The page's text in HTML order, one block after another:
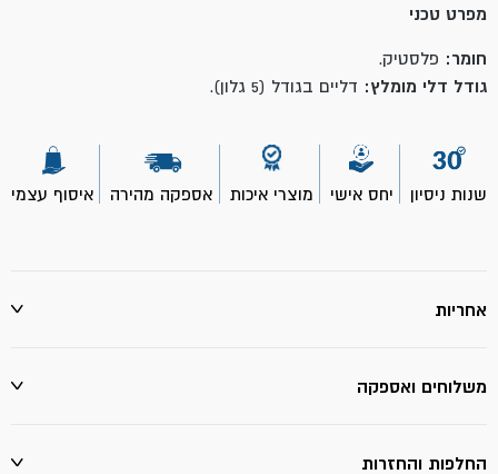
מפרט טכני
חומר: פלסטיק.
גודל דלי מומלץ: דליים בגודל (5 גלון).
שנות ניסיון יחס אישי מוצרי איכות אספקה מהירה איסוף עצמי
אחריות
משלוחים ואספקה
החלפות והחזרות